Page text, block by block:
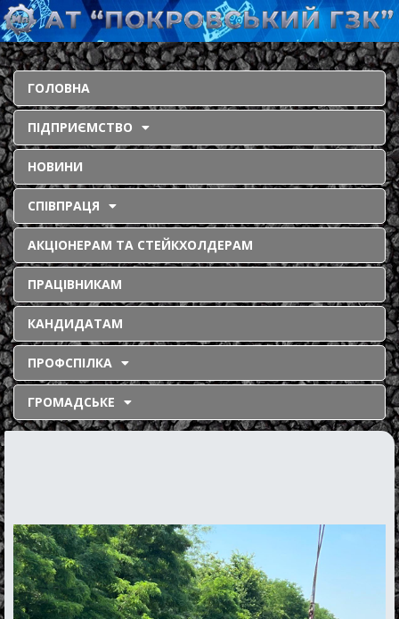
ГОЛОВНА
ПІДПРИЄМСТВО
НОВИНИ
СПІВПРАЦЯ
АКЦІОНЕРАМ ТА СТЕЙКХОЛДЕРАМ
ПРАЦІВНИКАМ
КАНДИДАТАМ
ПРОФСПІЛКА
ГРОМАДСЬКЕ